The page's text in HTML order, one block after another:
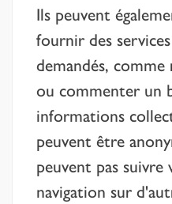
Ils peuvent
fournir des
demandés,
ou commenter un
informations
peuvent être
peuvent pas
navigation sur